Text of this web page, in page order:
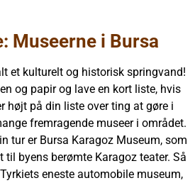
Museerne i Bursa
et kulturelt og historisk springvand!
og papir og lave en kort liste, hvis
højt på din liste over ting at gøre i
fremragende museer i området.
tur er Bursa Karagoz Museum, som
til byens berømte Karagoz teater. Så
eneste automobile museum,